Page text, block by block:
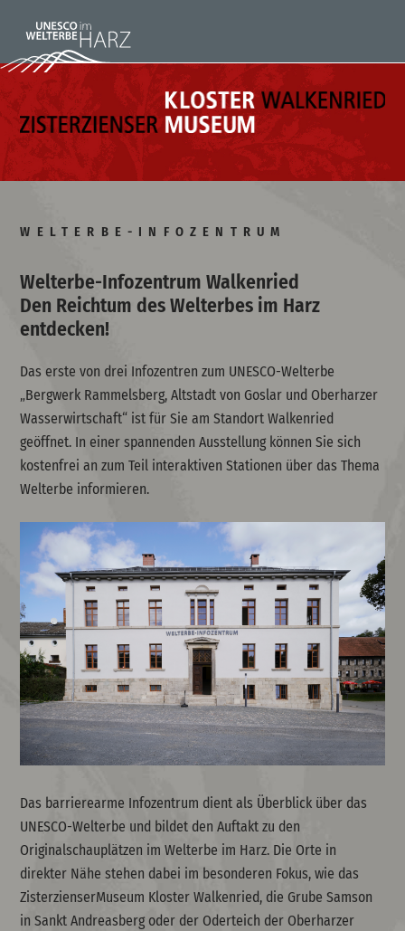
WELTERBE-INFOZENTRUM
Welterbe-Infozentrum Walkenried
Den Reichtum des Welterbes im Harz
entdecken!
Das erste von drei Infozentren zum UNESCO-Welterbe
„Bergwerk Rammelsberg, Altstadt von Goslar und Oberharzer
Wasserwirtschaft“ ist für Sie am Standort Walkenried
geöffnet. In einer spannenden Ausstellung können Sie sich
kostenfrei an zum Teil interaktiven Stationen über das Thema
Welterbe informieren.
Das barrierearme Infozentrum dient als Überblick über das
UNESCO-Welterbe und bildet den Auftakt zu den
Originalschauplätzen im Welterbe im Harz. Die Orte in
direkter Nähe stehen dabei im besonderen Fokus, wie das
ZisterzienserMuseum Kloster Walkenried, die Grube Samson
in Sankt Andreasberg oder der Oderteich der Oberharzer